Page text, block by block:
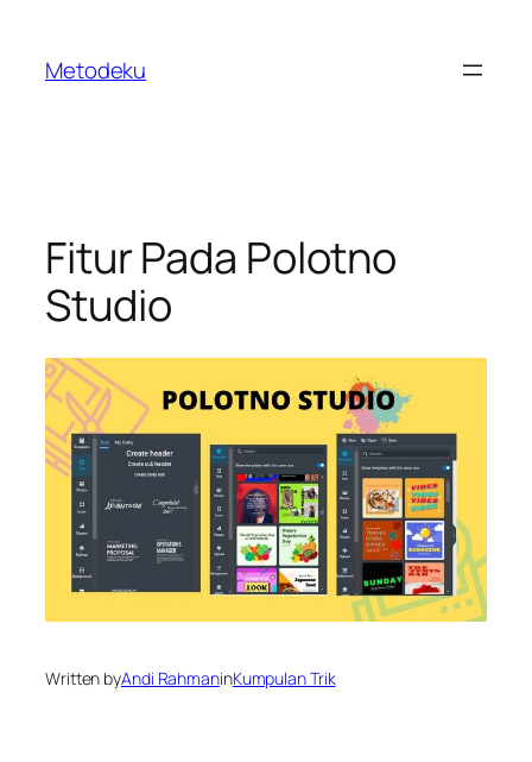
content
Metodeku
Fitur Pada Polotno
Studio
Written byAndi RahmaninKumpulan Trik